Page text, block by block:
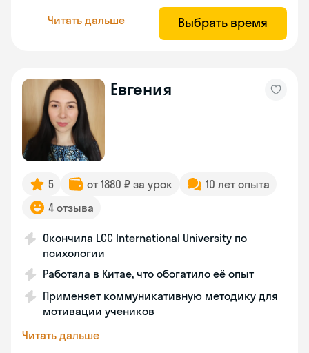
Читать дальше Выбрать время
Евгения
5 от 1880 ₽ за урок
10 лет опыта
4 отзыва
Окончила LCC International University по
психологии
Работала в Китае, что обогатило её опыт
Применяет коммуникативную методику для
мотивации учеников
Читать дальше